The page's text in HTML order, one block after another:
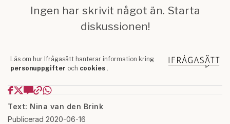
Text: Nina van den Brink
Publicerad 2020-06-16